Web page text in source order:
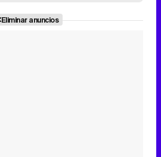
Eliminar anuncios